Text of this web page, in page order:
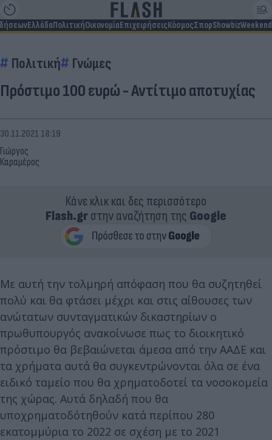
ΕλλάδαΠολιτικήΟικονομίαΕπιχειρήσειςΚόσμοςΣπορShowbizWeekend
Πολιτική Γνώμες
Πρόστιμο 100 ευρώ - Αντίτιμο αποτυχίας
Γιώργος
Καραμέρος
30.11.2021 18:19
Κάνε κλικ και δες περισσότερο
Flash.grστην αναζήτηση της Google
Με αυτή την τολμηρή απόφαση που θα συζητηθεί
πολύ και θα φτάσει μέχρι και στις αίθουσες των
ανώτατων συνταγματικών δικαστηρίων ο
πρωθυπουργός ανακοίνωσε πως το διοικητικό
πρόστιμο θα βεβαιώνεται άμεσα από την ΑΑΔΕ και
τα χρήματα αυτά θα συγκεντρώνονται όλα σε ένα
ειδικό ταμείο που θα χρηματοδοτεί τα νοσοκομεία
της χώρας. Αυτά δηλαδή που θα
υποχρηματοδότηθούν κατά περίπου 280
εκατομμύρια το 2022 σε σχέση με το 2021